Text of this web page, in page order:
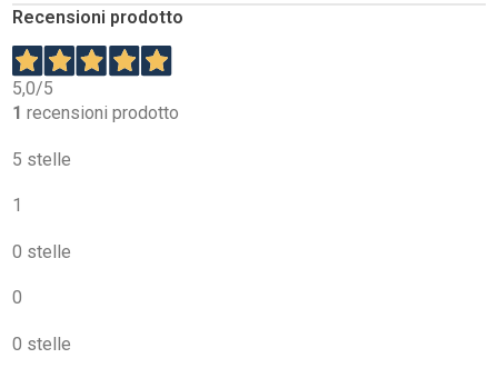
Recensioni prodotto
5,0/5
1 recensioni prodotto
5 stelle
1
0 stelle
0
0 stelle